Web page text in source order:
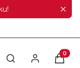
Otwórz